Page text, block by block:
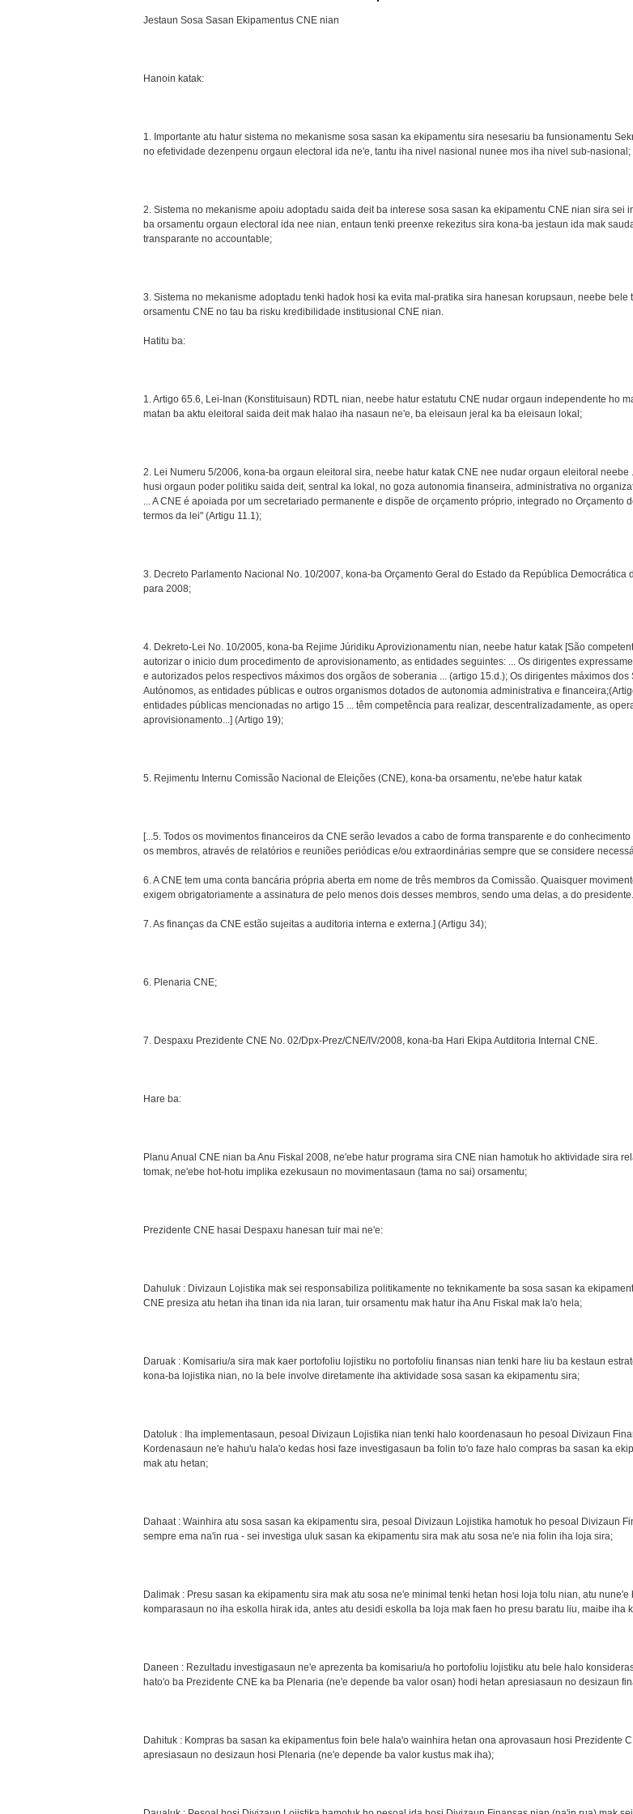
Jestaun Sosa Sasan Ekipamentus CNE nian
Hanoin katak:
1. Importante atu hatur sistema no mekanisme sosa sasan ka ekipamentu sira nesesariu ba funsionamentu
no efetividade dezenpenu orgaun electoral ida ne'e, tantu iha nivel nasional nunee mos iha nivel sub-nasional;
2. Sistema no mekanisme apoiu adoptadu saida deit ba interese sosa sasan ka ekipamentu CNE nian sira sei
ba orsamentu orgaun electoral ida nee nian, entaun tenki preenxe rekezitus sira kona-ba jestaun ida mak
transparante no accountable;
3. Sistema no mekanisme adoptadu tenki hadok hosi ka evita mal-pratika sira hanesan korupsaun, neebe bele
orsamentu CNE no tau ba risku kredibilidade institusional CNE nian.
Hatitu ba:
1. Artigo 65.6, Lei-Inan (Konstituisaun) RDTL nian, neebe hatur estatutu CNE nudar orgaun independente ho
matan ba aktu eleitoral saida deit mak halao iha nasaun ne'e, ba eleisaun jeral ka ba eleisaun lokal;
2. Lei Numeru 5/2006, kona-ba orgaun eleitoral sira, neebe hatur katak CNE nee nudar orgaun eleitoral neebe
husi orgaun poder politiku saida deit, sentral ka lokal, no goza autonomia finanseira, administrativa no
... A CNE é apoiada por um secretariado permanente e dispõe de orçamento próprio, integrado no Orçamento
termos da lei" (Artigu 11.1);
3. Decreto Parlamento Nacional No. 10/2007, kona-ba Orçamento Geral do Estado da República Democrática
para 2008;
4. Dekreto-Lei No. 10/2005, kona-ba Rejime Júridiku Aprovizionamentu nian, neebe hatur katak [São
autorizar o inicio dum procedimento de aprovisionamento, as entidades seguintes: ... Os dirigentes
e autorizados pelos respectivos máximos dos orgãos de soberania ... (artigo 15.d.); Os dirigentes máximos dos
Autónomos, as entidades públicas e outros organismos dotados de autonomia administrativa e
entidades públicas mencionadas no artigo 15 ... têm competência para realizar, descentralizadamente, as
aprovisionamento...] (Artigo 19);
5. Rejimentu Internu Comissão Nacional de Eleições (CNE), kona-ba orsamentu, ne'ebe hatur katak
[...5. Todos os movimentos financeiros da CNE serão levados a cabo de forma transparente e do
os membros, através de relatórios e reuniões periódicas e/ou extraordinárias sempre que se considere
6. A CNE tem uma conta bancária própria aberta em nome de três membros da Comissão. Quaisquer
exigem obrigatoriamente a assinatura de pelo menos dois desses membros, sendo uma delas, a do presidente.
7. As finanças da CNE estão sujeitas a auditoria interna e externa.] (Artigu 34);
6. Plenaria CNE;
7. Despaxu Prezidente CNE No. 02/Dpx-Prez/CNE/IV/2008, kona-ba Hari Ekipa Autditoria Internal CNE.
Hare ba:
Planu Anual CNE nian ba Anu Fiskal 2008, ne'ebe hatur programa sira CNE nian hamotuk ho aktividade sira
tomak, ne'ebe hot-hotu implika ezekusaun no movimentasaun (tama no sai) orsamentu;
Prezidente CNE hasai Despaxu hanesan tuir mai ne'e:
Dahuluk : Divizaun Lojistika mak sei responsabiliza politikamente no teknikamente ba sosa sasan ka
CNE presiza atu hetan iha tinan ida nia laran, tuir orsamentu mak hatur iha Anu Fiskal mak la'o hela;
Daruak : Komisariu/a sira mak kaer portofoliu lojistiku no portofoliu finansas nian tenki hare liu ba kestaun
kona-ba lojistika nian, no la bele involve diretamente iha aktividade sosa sasan ka ekipamentu sira;
Datoluk : Iha implementasaun, pesoal Divizaun Lojistika nian tenki halo koordenasaun ho pesoal Divizaun
Kordenasaun ne'e hahu'u hala'o kedas hosi faze investigasaun ba folin to'o faze halo compras ba sasan ka
mak atu hetan;
Dahaat : Wainhira atu sosa sasan ka ekipamentu sira, pesoal Divizaun Lojistika hamotuk ho pesoal Divizaun
sempre ema na'in rua - sei investiga uluk sasan ka ekipamentu sira mak atu sosa ne'e nia folin iha loja sira;
Dalimak : Presu sasan ka ekipamentu sira mak atu sosa ne'e minimal tenki hetan hosi loja tolu nian, atu nune'e
komparasaun no iha eskolla hirak ida, antes atu desidi eskolla ba loja mak faen ho presu baratu liu, maibe iha
Daneen : Rezultadu investigasaun ne'e aprezenta ba komisariu/a ho portofoliu lojistiku atu bele halo
hato'o ba Prezidente CNE ka ba Plenaria (ne'e depende ba valor osan) hodi hetan apresiasaun no desizaun
Dahituk : Kompras ba sasan ka ekipamentus foin bele hala'o wainhira hetan ona aprovasaun hosi Prezidente
apresiasaun no desizaun hosi Plenaria (ne'e depende ba valor kustus mak iha);